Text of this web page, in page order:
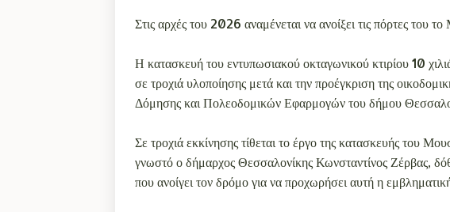
Στις αρχές του 2026 αναμένεται να ανοίξει τις πόρτες
Η κατασκευή του εντυπωσιακού οκταγωνικού κτιρίου 10
σε τροχιά υλοποίησης μετά και την προέγκριση της
Δόμησης και Πολεοδομικών Εφαρμογών του δήμου
Σε τροχιά εκκίνησης τίθεται το έργο της κατασκευής του
γνωστό ο δήμαρχος Θεσσαλονίκης Κωνσταντίνος Ζέρβας,
που ανοίγει τον δρόμο για να προχωρήσει αυτή η